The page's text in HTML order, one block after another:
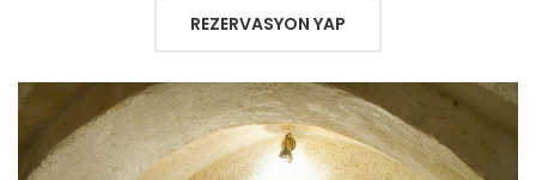
REZERVASYON YAP